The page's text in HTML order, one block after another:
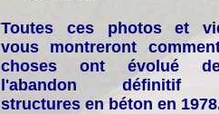
Toutes ces photos et
vous montreront
choses ont évolué
l'abandon définitif
structures en béton en